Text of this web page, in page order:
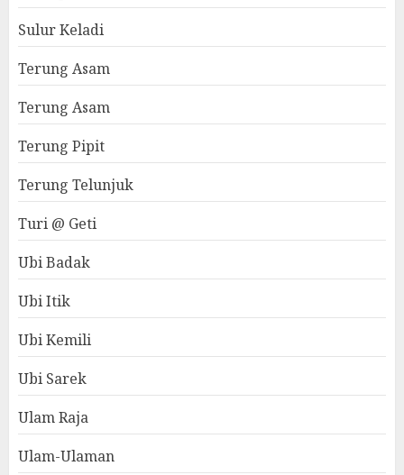
Sulur Keladi
Terung Asam
Terung Asam
Terung Pipit
Terung Telunjuk
Turi @ Geti
Ubi Badak
Ubi Itik
Ubi Kemili
Ubi Sarek
Ulam Raja
Ulam-Ulaman